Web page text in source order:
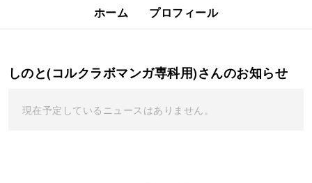
ホーム プロフィール
しのと(コルクラボマンガ専科用)さんのお知らせ
現在予定しているニュースはありません。